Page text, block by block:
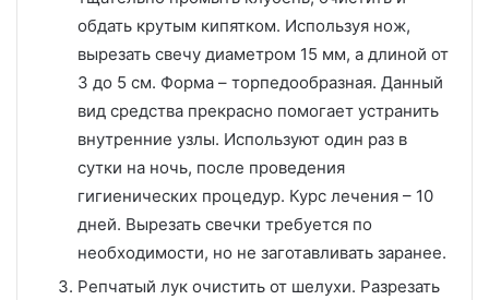
обдать крутым кипятком. Используя нож,
вырезать свечу диаметром 15 мм, а длиной от
3 до 5 см. Форма – торпедообразная. Данный
вид средства прекрасно помогает устранить
внутренние узлы. Используют один раз в
сутки на ночь, после проведения
гигиенических процедур. Курс лечения – 10
дней. Вырезать свечки требуется по
необходимости, но не заготавливать заранее.
Репчатый лук очистить от шелухи. Разрезать